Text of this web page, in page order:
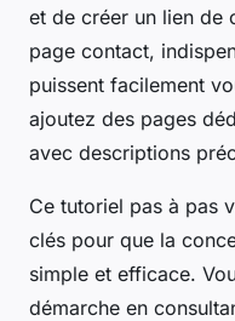
et de créer un lien de
page contact,
puissent facilement
ajoutez des pages
avec descriptions
Ce tutoriel pas à pas
clés pour que la
simple et efficace.
démarche en